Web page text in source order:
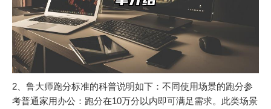
2、鲁大师跑分标准的科普说明如下：不同使用场景的跑分参
考普通家用办公：跑分在10万分以内即可满足需求。此类场景